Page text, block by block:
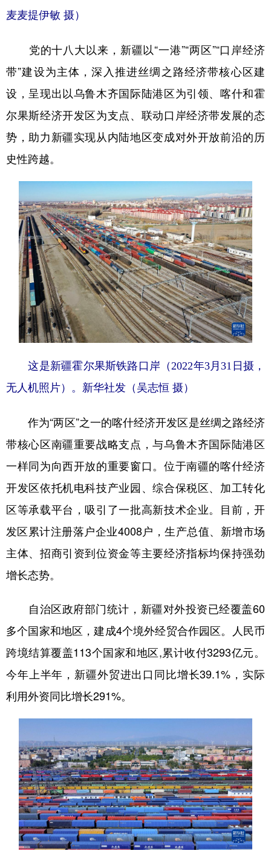
麦麦提伊敏 摄）
党的十八大以来，新疆以“一港”“两区”“口岸经济
带”建设为主体，深入推进丝绸之路经济带核心区建
设，呈现出以乌鲁木齐国际陆港区为引领、喀什和霍
尔果斯经济开发区为支点、联动口岸经济带发展的态
势，助力新疆实现从内陆地区变成对外开放前沿的历
史性跨越。
这是新疆霍尔果斯铁路口岸（2022年3月31日摄，
无人机照片）。新华社发（吴志恒 摄）
作为“两区”之一的喀什经济开发区是丝绸之路经济
带核心区南疆重要战略支点，与乌鲁木齐国际陆港区
一样同为向西开放的重要窗口。位于南疆的喀什经济
开发区依托机电科技产业园、综合保税区、加工转化
区等承载平台，吸引了一批高新技术企业。目前，开
发区累计注册落户企业4008户，生产总值、新增市场
主体、招商引资到位资金等主要经济指标均保持强劲
增长态势。
自治区政府部门统计，新疆对外投资已经覆盖60
多个国家和地区，建成4个境外经贸合作园区。人民币
跨境结算覆盖113个国家和地区,累计收付3293亿元。
今年上半年，新疆外贸进出口同比增长39.1%，实际
利用外资同比增长291%。